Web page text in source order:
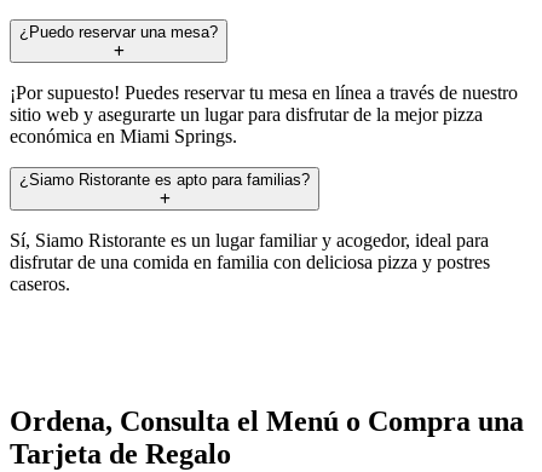
¿Puedo reservar una mesa?
¡Por supuesto! Puedes reservar tu mesa en línea a través de nuestro
sitio web y asegurarte un lugar para disfrutar de la mejor pizza
económica en Miami Springs.
¿Siamo Ristorante es apto para familias?
Sí, Siamo Ristorante es un lugar familiar y acogedor, ideal para
disfrutar de una comida en familia con deliciosa pizza y postres
caseros.
Ordena, Consulta el Menú o Compra una
Tarjeta de Regalo